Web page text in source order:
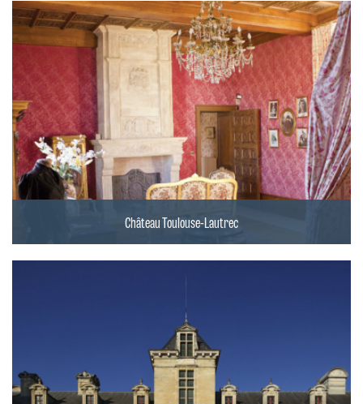
Château Toulouse-Lautrec